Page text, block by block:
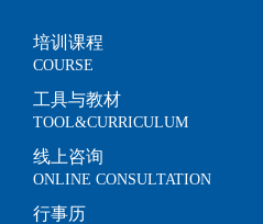
培训课程
COURSE
工具与教材
TOOL&CURRICULUM
线上咨询
ONLINE CONSULTATION
行事历